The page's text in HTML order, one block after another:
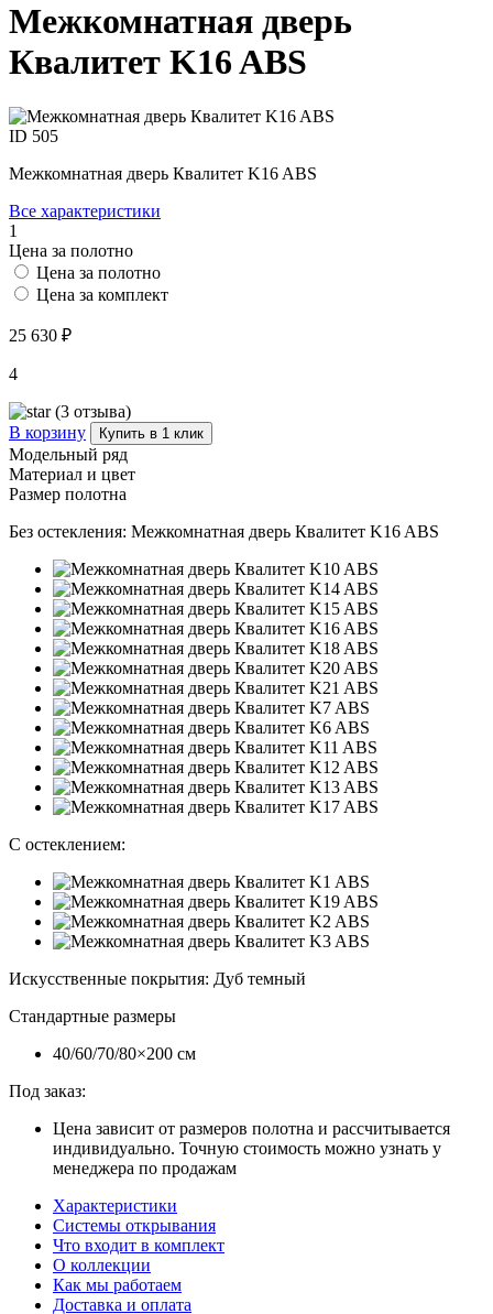
Межкомнатная дверь
Квалитет K16 ABS
ID 505
Межкомнатная дверь Квалитет K16 ABS
Все характеристики
1
Цена за полотно
Цена за полотно
Цена за комплект
25 630 ₽
4
(3 отзыва)
В корзину
Купить в 1 клик
Модельный ряд
Материал и цвет
Размер полотна
Без остекления: Межкомнатная дверь Квалитет K16 ABS
С остеклением:
Искусственные покрытия: Дуб темный
Стандартные размеры
40/60/70/80×200 см
Под заказ:
Цена зависит от размеров полотна и рассчитывается
индивидуально. Точную стоимость можно узнать у
менеджера по продажам
Характеристики
Системы открывания
Что входит в комплект
О коллекции
Как мы работаем
Доставка и оплата